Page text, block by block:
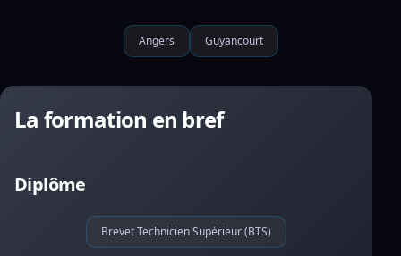
Angers Guyancourt
La formation en bref
Diplôme
Brevet Technicien Supérieur (BTS)